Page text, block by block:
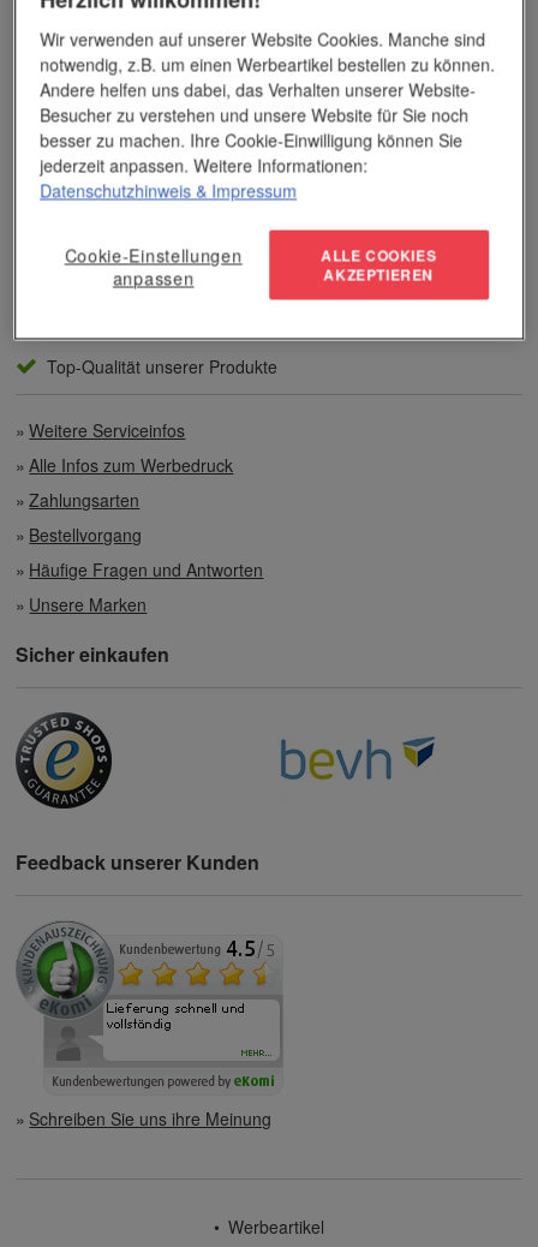
Bereich der Werbemittelveredelung und im Werbeartikel-Markt.
Dieses Wissen kommt unseren Kunden tagtäglich zugute,
insbesondere wenn es um professionellenWerbedruckund
andere Veredelungsverfahren geht.
Unser Service
Individuelle Beratung
Zahlen per Rechnung
Top-Qualität unserer Produkte
Weitere Serviceinfos
Alle Infos zum Werbedruck
Zahlungsarten
Bestellvorgang
Häufige Fragen und Antworten
Unsere Marken
Sicher einkaufen
Feedback unserer Kunden
Schreiben Sie uns ihre Meinung
Werbeartikel
Wir verwenden auf unserer Website Cookies. Manche sind
notwendig, z.B. um einen Werbeartikel bestellen zu können.
Andere helfen uns dabei, das Verhalten unserer Website-
Besucher zu verstehen und unsere Website für Sie noch
besser zu machen. Ihre Cookie-Einwilligung können Sie
jederzeit anpassen. Weitere Informationen:
Datenschutzhinweis & Impressum
Cookie-Einstellungen
anpassen
ALLE COOKIES
AKZEPTIEREN